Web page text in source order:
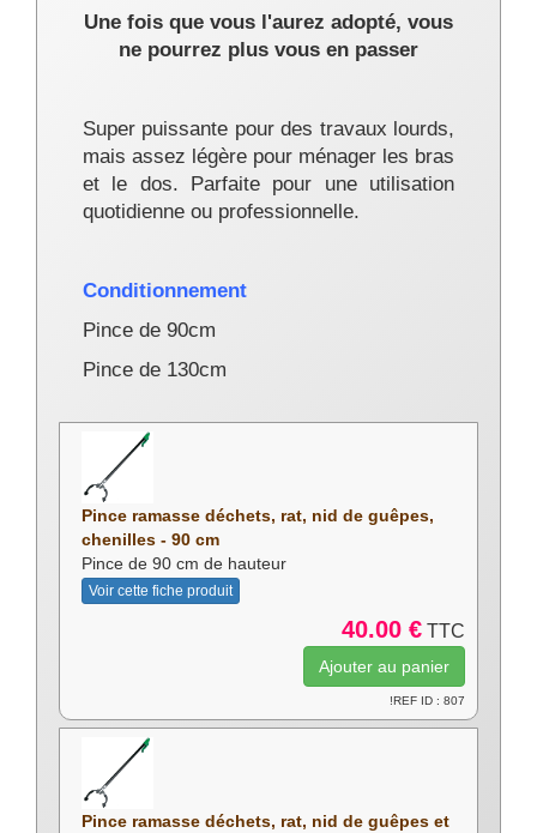
Une fois que vous l'aurez adopté, vous
ne pourrez plus vous en passer
Super puissante pour des travaux lourds,
mais assez légère pour ménager les bras
et le dos. Parfaite pour une utilisation
quotidienne ou professionnelle.
Conditionnement
Pince de 90cm
Pince de 130cm
Pince ramasse déchets, rat, nid de guêpes,
chenilles - 90 cm
Pince de 90 cm de hauteur
Voir cette fiche produit
40.00 € TTC
!REF ID : 807
Pince ramasse déchets, rat, nid de guêpes et